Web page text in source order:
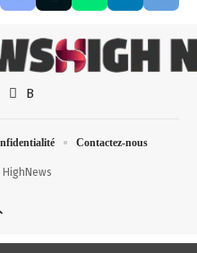
HighNews
Contactez-nous